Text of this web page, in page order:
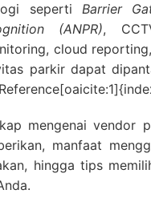
seperti Barrier
(ANPR),
cloud
parkir dapat
mengenai vendor
manfaat
hingga tips